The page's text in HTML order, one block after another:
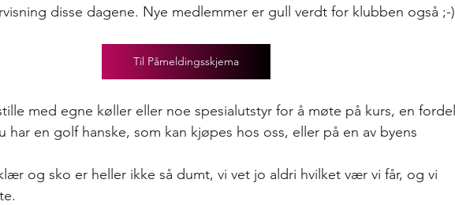
disse dagene. Nye medlemmer er gull verdt for klubben også ;-)
Til Påmeldingsskjema
med egne køller eller noe spesialutstyr for å møte på kurs, en fordel
har en golf hanske, som kan kjøpes hos oss, eller på en av byens
og sko er heller ikke så dumt, vi vet jo aldri hvilket vær vi får, og vi